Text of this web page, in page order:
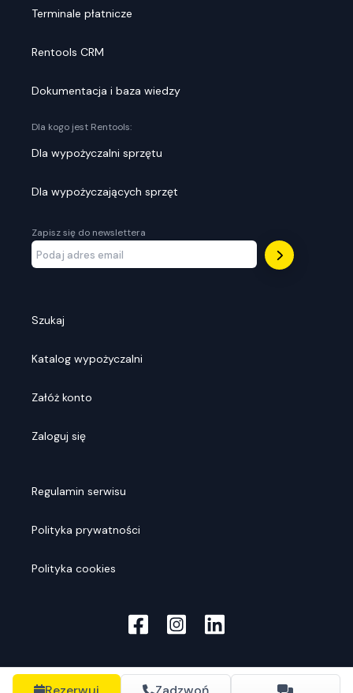
Terminale płatnicze
Rentools CRM
Dokumentacja i baza wiedzy
Dla kogo jest Rentools:
Dla wypożyczalni sprzętu
Dla wypożyczających sprzęt
Zapisz się do newslettera
Szukaj
Katalog wypożyczalni
Załóż konto
Zaloguj się
Regulamin serwisu
Polityka prywatności
Polityka cookies